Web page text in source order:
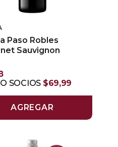
Paso Robles
Sauvignon
SOCIOS $69,99
AGREGAR